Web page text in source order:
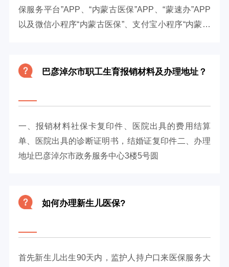
保服务平台”APP、“内蒙古医保”APP、“蒙速办”APP
以及微信小程序“内蒙古医保”、支付宝小程序“内蒙古
巴彦淖尔市职工生育报销材料及办理地址？
一、报销材料社保卡复印件、医院出具的费用结算
单、医院出具的诊断证明书，结婚证复印件二、办理
地址巴彦淖尔市政务服务中心3楼5号圆
如何办理新生儿医保?
首先新生儿出生90天内，监护人持户口来医保服务大